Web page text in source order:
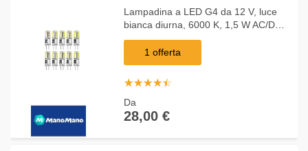
Lampadina a LED G4 da 12 V, luce
bianca diurna, 6000 K, 1,5 W AC/DC
12 V, ricambio 20 W, lampadina
alogena G4, attacco bi-pin, tipo JC, a
risparmio
1 offerta
☆☆☆☆☆
★★★★★
Da
28,00 €